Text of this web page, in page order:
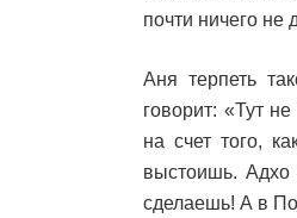
почти ничего не
Аня терпеть
говорит: «Тут
на счет того,
выстоишь. Адхо
сделаешь! А в